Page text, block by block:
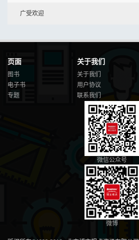
广受欢迎
页面
图书
电子书
专题
关于我们
关于我们
用户协议
联系我们
微信公众号
微博